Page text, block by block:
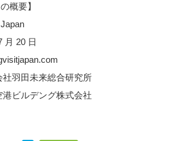
概要】
月 20 日
羽田未来総合研究所
ビルデング株式会社